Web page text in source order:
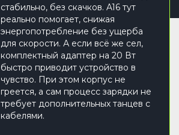
стабильно, без скачков. A16 тут
реально помогает, снижая
энергопотребление без ущерба
для скорости. А если всё же сел,
комплектный адаптер на 20 Вт
быстро приводит устройство в
чувство. При этом корпус не
греется, а сам процесс зарядки не
требует дополнительных танцев с
кабелями.